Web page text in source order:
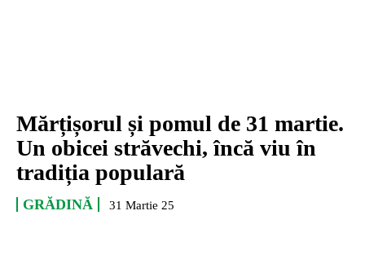
Mărțișorul și pomul de 31 martie.
Un obicei străvechi, încă viu în
tradiția populară
GRĂDINĂ 31 Martie 25